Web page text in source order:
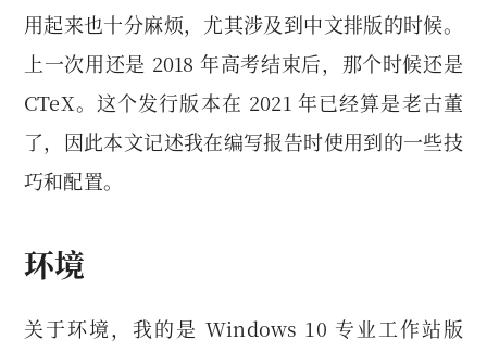
用起来也十分麻烦，尤其涉及到中文排版的时候。
上一次用还是 2018 年高考结束后，那个时候还是
CTeX。这个发行版本在 2021 年已经算是老古董
了，因此本文记述我在编写报告时使用到的一些技
巧和配置。
环境
关于环境，我的是 Windows 10 专业工作站版